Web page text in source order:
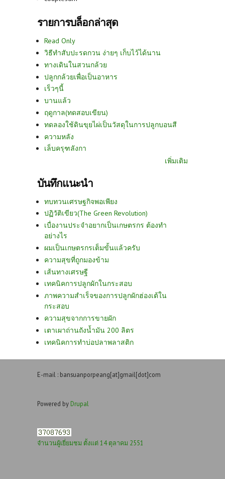
รายการบล็อกล่าสุด
Read Only
วิธีทำสับปะรดกวน ง่ายๆ เก็บไว้ได้นาน
ทางเดินในสวนกล้วย
ปลูกกล้วยเพื่อเป็นอาหาร
เร็วๆนี้
บานแล้ว
ฤดูกาล(ทดสอบเขียน)
ทดลองใช้ดินขุยไผ่เป็นวัสดุในการปลูกบอนสี
ความหลัง
เล็บครุฑลังกา
เพิ่มเติม
บันทึกแนะนำ
ทบทวนเศรษฐกิจพอเพียง
ปฏิวัติเขียว(The Green Revolution)
เบื่องานประจำอยากเป็นเกษตรกร ต้องทำ
อย่างไร
ผมเป็นเกษตรกรเต็มขั้นแล้วครับ
ความสุขที่ถูกมองข้าม
เส้นทางเศรษฐี
เทคนิคการปลูกผักในกระสอบ
ภาพความสำเร็จของการปลูกผักฮ่องเต้ใน
กระสอบ
ความสุขจากการขายผัก
เตาเผาถ่านถังน้ำมัน 200 ลิตร
เทคนิคการทำบ่อปลาพลาสติก
E-mail : bansuanporpeang[at]gmail[dot]com
Powered by Drupal
จำนวนผู้เยี่ยมชม ตั้งแต่ 14 ตุลาคม 2551